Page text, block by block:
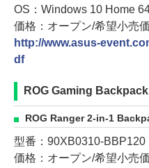
OS：Windows 10 Home
価格：オープン/希望小売
http://www.asus-
df
ROG Gaming Backpack
ROG Ranger 2-in-1
型番：90XB0310-BBP120
価格：オープン/希望小売価